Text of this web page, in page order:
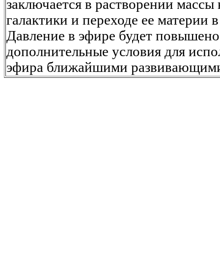
заключается в растворении
галактики и переходе ее материи
Давление в эфире будет
дополнительные условия для
эфира ближайшими